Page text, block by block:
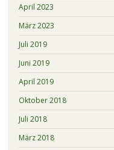
April 2023
März 2023
Juli 2019
Juni 2019
April 2019
Oktober 2018
Juli 2018
März 2018